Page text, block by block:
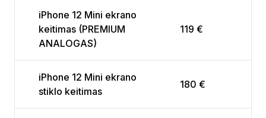
iPhone 12 Mini ekrano
keitimas (PREMIUM
ANALOGAS)
119 €
iPhone 12 Mini ekrano
stiklo keitimas
180 €